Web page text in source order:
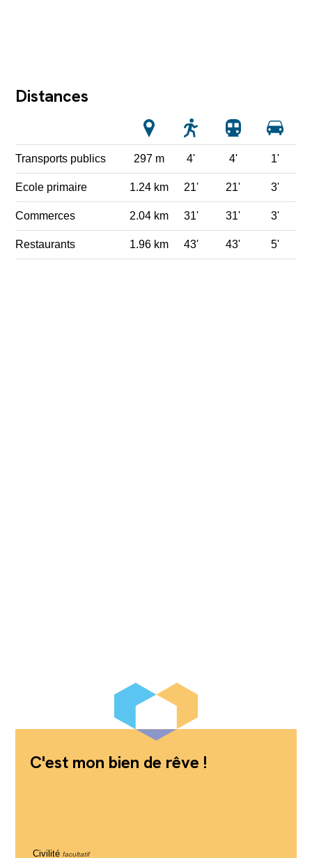
Distances
Transports publics 297 m 4' 4' 1'
Ecole primaire 1.24 km 21' 21' 3'
Commerces 2.04 km 31' 31' 3'
Restaurants 1.96 km 43' 43' 5'
C'est mon bien de rêve !
Civilité facultatif